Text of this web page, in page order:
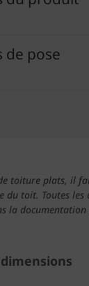
de pose
toiture plats, il
du toit. Toutes les
la documentation